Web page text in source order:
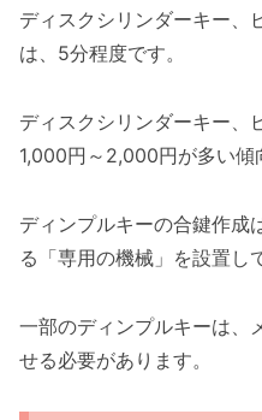
ディスクシリンダーキー、
は、5分程度です。
ディスクシリンダーキー、
1,000円～2,000円が多い傾
ディンプルキーの合鍵作成
る「専用の機械」を設置し
一部のディンプルキーは、
せる必要があります。